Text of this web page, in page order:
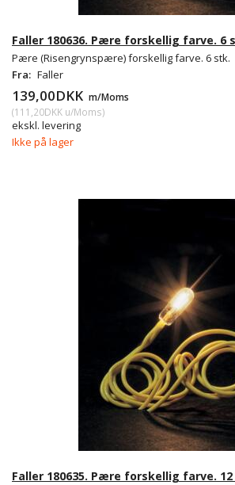
Faller 180636. Pære forskellig farve. 6
Pære (Risengrynspære) forskellig farve. 6 stk.
Fra: Faller
139,00DKK m/Moms
(111,20DKK u/Moms)
ekskl. levering
Ikke på lager
Faller 180635. Pære forskellig farve.